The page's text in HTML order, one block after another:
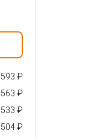
593 ₽
563 ₽
533 ₽
504 ₽